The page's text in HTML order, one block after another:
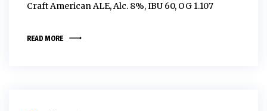
Craft American ALE, Alc. 8%, IBU 60, OG 1.107
READ MORE